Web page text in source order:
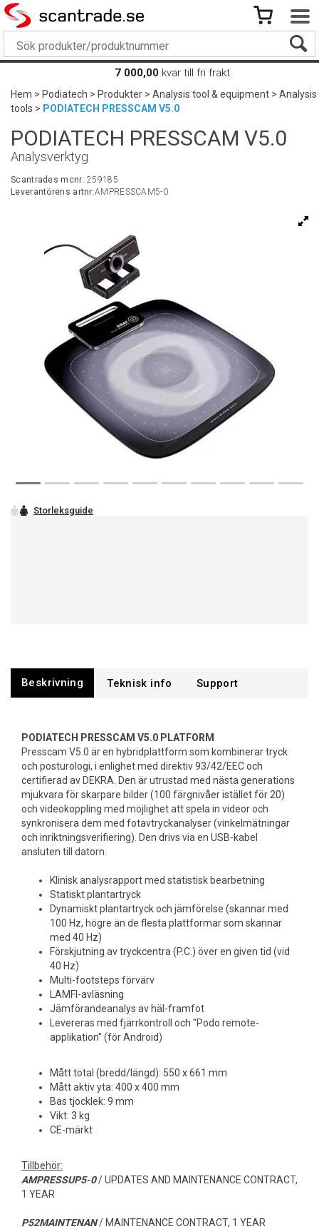
7 000,00 kvar till fri frakt
Hem>Podiatech>Produkter>Analysis tool & equipment>Analysis
tools> PODIATECH PRESSCAM V5.0
PODIATECH PRESSCAM V5.0
Analysverktyg
Scantrades mcnr:259185
Leverantörens artnr:AMPRESSCAM5-0
Beskrivning Support
PODIATECH PRESSCAM V5.0 PLATFORM
Presscam V5.0 är en hybridplattform som kombinerar tryck
och posturologi, i enlighet med direktiv 93/42/EEC och
certifierad av DEKRA. Den är utrustad med nästa generations
mjukvara för skarpare bilder (100 färgnivåer istället för 20)
och videokoppling med möjlighet att spela in videor och
synkronisera dem med fotavtryckanalyser (vinkelmätningar
och inriktningsverifiering). Den drivs via en USB-kabel
ansluten till datorn.
Klinisk analysrapport med statistisk bearbetning
Statiskt plantartryck
Dynamiskt plantartryck och jämförelse (skannar med
100 Hz, högre än de flesta plattformar som skannar
med 40 Hz)
Förskjutning av tryckcentra (P.C.) över en given tid (vid
40 Hz)
Multi-footsteps förvärv
LAMFI-avläsning
Jämförandeanalys av häl-framfot
Levereras med fjärrkontroll och "Podo remote-
applikation" (för Android)
Mått total (bredd/längd): 550 x 661 mm
Mått aktiv yta: 400 x 400 mm
Bas tjocklek: 9 mm
Vikt: 3 kg
CE-märkt
Tillbehör:
AMPRESSUP5-0/ UPDATES AND MAINTENANCE CONTRACT,
1 YEAR
P52MAINTENAN/ MAINTENANCE CONTRACT, 1 YEAR